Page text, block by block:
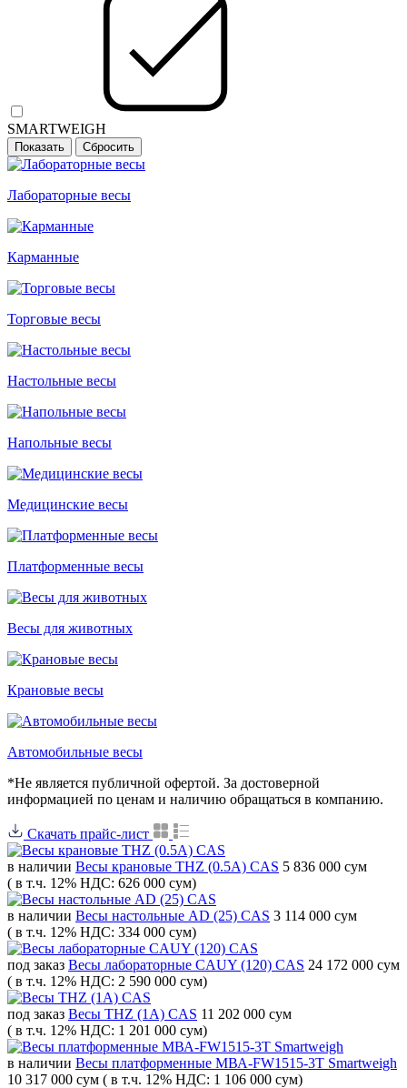
SMARTWEIGH
Лабораторные весы
Карманные
Торговые весы
Настольные весы
Напольные весы
Медицинские весы
Платформенные весы
Весы для животных
Крановые весы
Автомобильные весы
*Не является публичной офертой. За достоверной
информацией по ценам и наличию обращаться в компанию.
Скачать прайс-лист
в наличии Весы крановые THZ (0.5A) CAS 5 836 000 сум
( в т.ч. 12% НДС: 626 000 сум)
в наличии Весы настольные AD (25) CAS 3 114 000 сум
( в т.ч. 12% НДС: 334 000 сум)
под заказ Весы лабораторные CAUY (120) CAS 24 172 000 сум
( в т.ч. 12% НДС: 2 590 000 сум)
под заказ Весы THZ (1A) CAS 11 202 000 сум
( в т.ч. 12% НДС: 1 201 000 сум)
в наличии Весы платформенные МВА-FW1515-3T Smartweigh
10 317 000 сум ( в т.ч. 12% НДС: 1 106 000 сум)